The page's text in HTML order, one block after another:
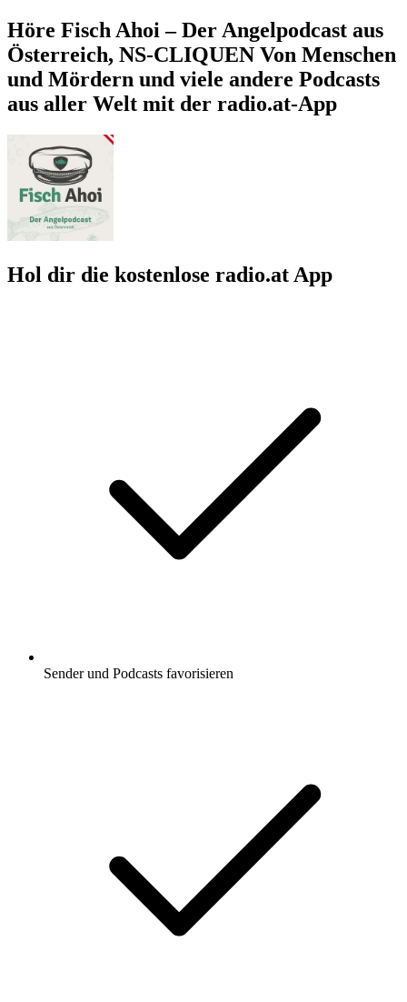
Höre Fisch Ahoi – Der Angelpodcast aus
Österreich, NS-CLIQUEN Von Menschen
und Mördern und viele andere Podcasts
aus aller Welt mit der radio.at-App
Hol dir die kostenlose radio.at App
Sender und Podcasts favorisieren